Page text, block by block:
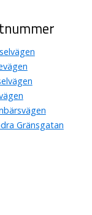
Gränsgatan